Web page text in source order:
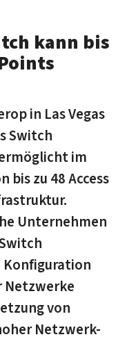
kann bis
in Las Vegas
Switch
im
bis zu 48 Access
Unternehmen
Konfiguration
Netzwerke
von
Netzwerk-